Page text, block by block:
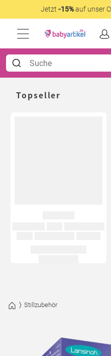
Jetzt -15%auf unser
Topseller
Stillzubehör